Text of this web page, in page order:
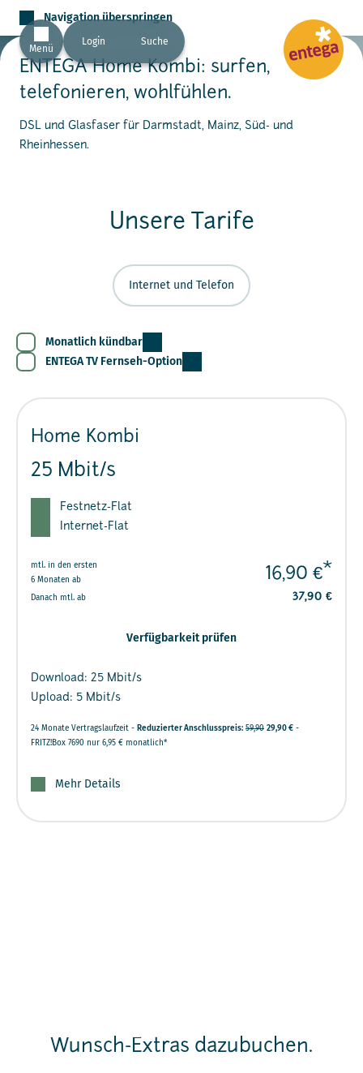
Navigation überspringen
Menü
Login Suche
ENTEGA Home Kombi: surfen,
telefonieren, wohlfühlen.
DSL und Glasfaser für Darmstadt, Mainz, Süd- und
Rheinhessen.​
Unsere Tarife
Internet und Telefon
Monatlich kündbar
ENTEGA TV Fernseh-Option
Home Kombi
25 Mbit/s
Festnetz-Flat
Internet-Flat
mtl. in den ersten
6 Monaten ab
16,90 €*
Danach mtl. ab 37,90 €
Verfügbarkeit prüfen
Download: 25 Mbit/s
Upload: 5 Mbit/s
24 Monate Vertragslaufzeit - Reduzierter Anschlusspreis: 59,90 29,90 € -
FRITZ!Box 7690 nur 6,95 € monatlich*
Mehr Details
Wunsch-Extras dazubuchen.